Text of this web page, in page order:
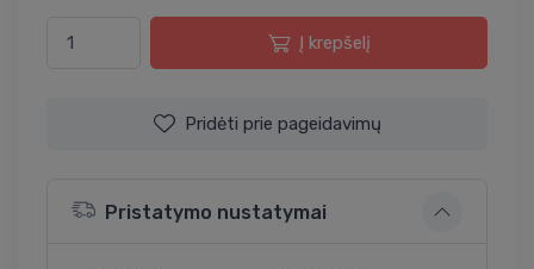
Į krepšelį
Pridėti prie pageidavimų
Pristatymo nustatymai